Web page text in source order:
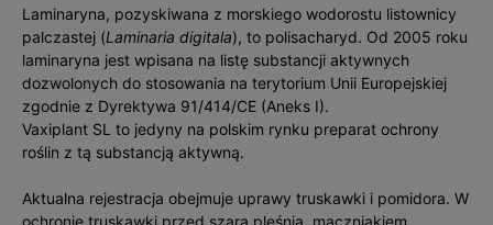
Laminaryna, pozyskiwana z morskiego wodorostu listownicy
palczastej (Laminaria digitala), to polisacharyd. Od 2005 roku
laminaryna jest wpisana na listę substancji aktywnych
dozwolonych do stosowania na terytorium Unii Europejskiej
zgodnie z Dyrektywa 91/414/CE (Aneks I).
Vaxiplant SL to jedyny na polskim rynku preparat ochrony
roślin z tą substancją aktywną.
Aktualna rejestracja obejmuje uprawy truskawki i pomidora. W
ochronie truskawki przed szarą pleśnią, mączniakiem